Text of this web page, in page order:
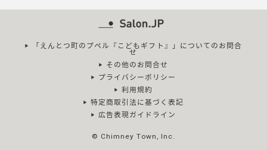
「えんとつ町のプペル『こどもギフト』」についてのお問合
せ
その他のお問合せ
プライバシーポリシー
利用規約
特定商取引法に基づく表記
広告表現ガイドライン
© Chimney Town, Inc.